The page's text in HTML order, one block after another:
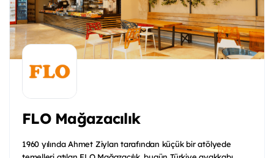
FLO Mağazacılık
1960 yılında Ahmet Ziylan tarafından küçük bir atölyede